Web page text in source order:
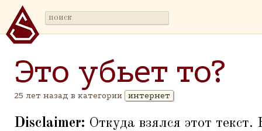
Это убьет то?
25 лет назад в категории интернет
Disclaimer: Откуда взялся этот